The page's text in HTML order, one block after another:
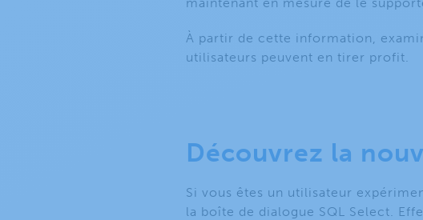
À partir de cette information,
utilisateurs peuvent en tirer profit.
Découvrez la
Si vous êtes un utilisateur
la boîte de dialogue SQL Select.